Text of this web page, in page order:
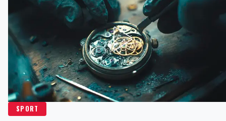
SPORT